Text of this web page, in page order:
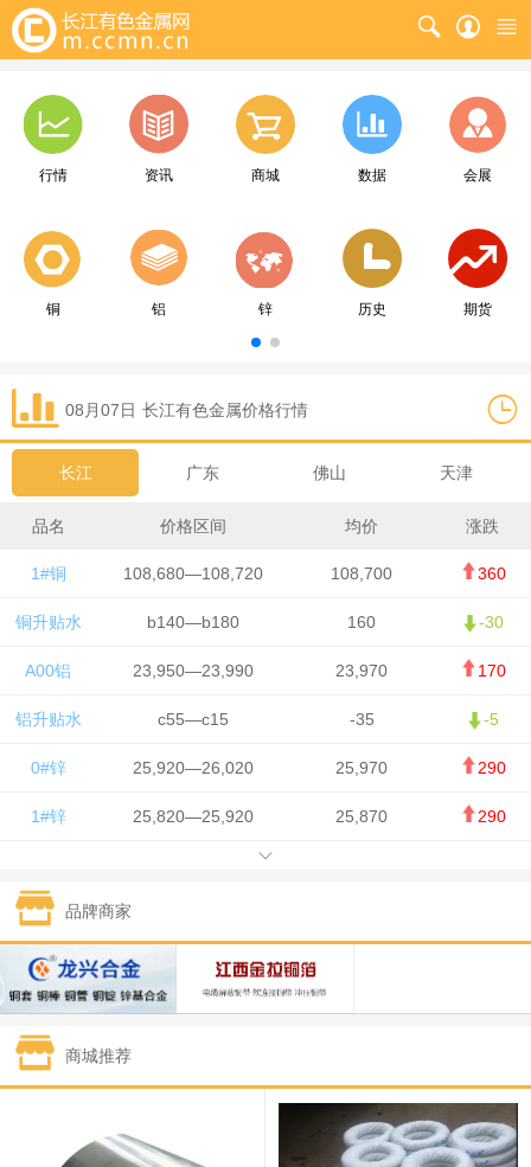
行情 资讯 商城 数据 会展
铜 铝 锌 历史 期货
08月07日 长江有色金属价格行情
长江 广东 佛山 天津
品名 价格区间 均价 涨跌
1#铜 108,680—108,720 108,700 360
铜升贴水 b140—b180 160 -30
A00铝 23,950—23,990 23,970 170
铝升贴水 c55—c15 -35 -5
0#锌 25,920—26,020 25,970 290
1#锌 25,820—25,920 25,870 290
1#锡 434,000—436,000
1#镍 129,550—130,750
1#白银 15,100—15,110 15,105 -70
钯金
331,000 -10,000
89,000—95,000 92,000 1,000
品牌商家
商城推荐